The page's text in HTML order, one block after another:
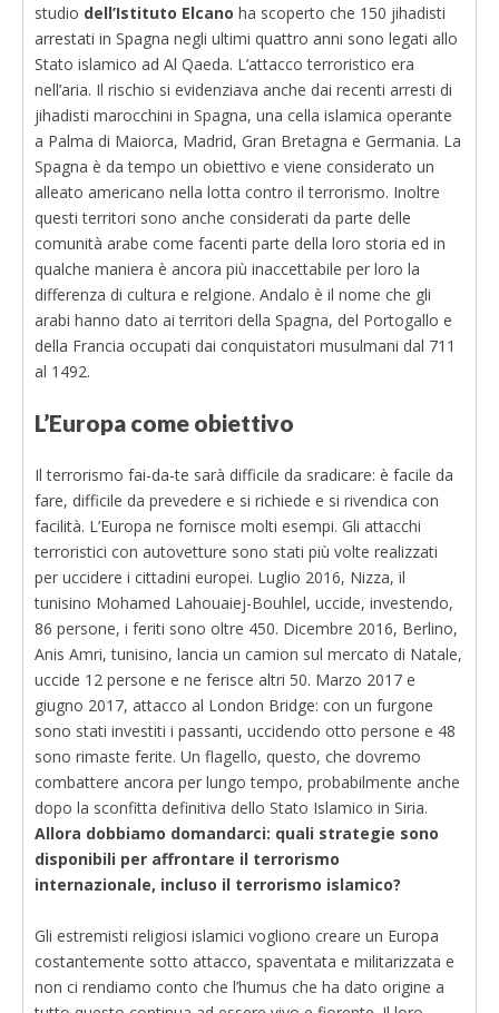
studio dell’Istituto Elcano ha scoperto che 150 jihadisti
arrestati in Spagna negli ultimi quattro anni sono legati allo
Stato islamico ad Al Qaeda. L’attacco terroristico era
nell’aria. Il rischio si evidenziava anche dai recenti arresti di
jihadisti marocchini in Spagna, una cella islamica operante
a Palma di Maiorca, Madrid, Gran Bretagna e Germania. La
Spagna è da tempo un obiettivo e viene considerato un
alleato americano nella lotta contro il terrorismo. Inoltre
questi territori sono anche considerati da parte delle
comunità arabe come facenti parte della loro storia ed in
qualche maniera è ancora più inaccettabile per loro la
differenza di cultura e relgione. Andalo è il nome che gli
arabi hanno dato ai territori della Spagna, del Portogallo e
della Francia occupati dai conquistatori musulmani dal 711
al 1492.
L’Europa come obiettivo
Il terrorismo fai-da-te sarà difficile da sradicare: è facile da
fare, difficile da prevedere e si richiede e si rivendica con
facilità. L’Europa ne fornisce molti esempi. Gli attacchi
terroristici con autovetture sono stati più volte realizzati
per uccidere i cittadini europei. Luglio 2016, Nizza, il
tunisino Mohamed Lahouaiej-Bouhlel, uccide, investendo,
86 persone, i feriti sono oltre 450. Dicembre 2016, Berlino,
Anis Amri, tunisino, lancia un camion sul mercato di Natale,
uccide 12 persone e ne ferisce altri 50. Marzo 2017 e
giugno 2017, attacco al London Bridge: con un furgone
sono stati investiti i passanti, uccidendo otto persone e 48
sono rimaste ferite. Un flagello, questo, che dovremo
combattere ancora per lungo tempo, probabilmente anche
dopo la sconfitta definitiva dello Stato Islamico in Siria.
Allora dobbiamo domandarci: quali strategie sono
disponibili per affrontare il terrorismo
internazionale, incluso il terrorismo islamico?
Gli estremisti religiosi islamici vogliono creare un Europa
costantemente sotto attacco, spaventata e militarizzata e
non ci rendiamo conto che l’humus che ha dato origine a